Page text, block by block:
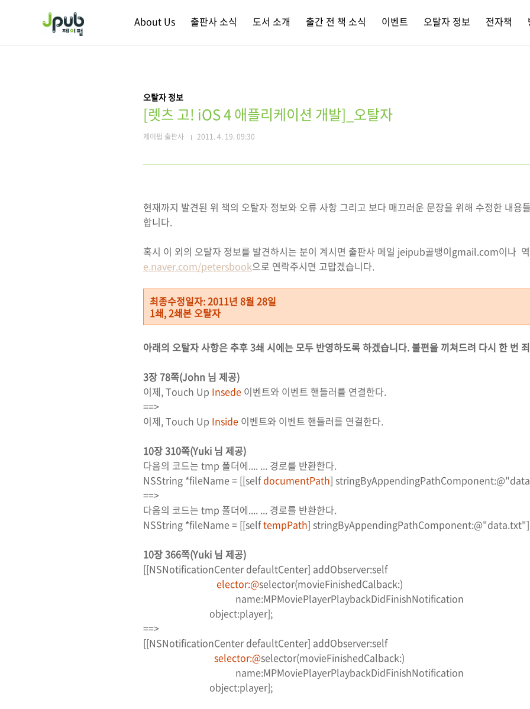
About Us 출판사 소식 도서 소개 출간 전 책 소식 이벤트 오탈자 정보 전자책
오탈자 정보
[렛츠 고! iOS 4 애플리케이션 개발]_오탈자
제이펍 출판사 2011. 4. 19. 09:30
현재까지 발견된 위 책의 오탈자 정보와 오류 사항 그리고 보다 매끄러운 문장을 위해 수정한 내용
합니다.
혹시 이 외의 오탈자 정보를 발견하시는 분이 계시면 출판사 메일 jeipub골뱅이gmail.com이나
e.naver.com/petersbook으로 연락주시면 고맙겠습니다.
최종수정일자: 2011년 8월 28일
1쇄, 2쇄본 오탈자
아래의 오탈자 사항은 추후 3쇄 시에는 모두 반영하도록 하겠습니다. 불편을 끼쳐드려 다시 한 번
3장 78쪽(John 님 제공)
이제, Touch Up Insede 이벤트와 이벤트 핸들러를 연결한다.
==>
이제, Touch Up Inside 이벤트와 이벤트 핸들러를 연결한다.
10장 310쪽(Yuki 님 제공)
다음의 코드는 tmp 폴더에.... ... 경로를 반환한다.
NSString *fileName = [[selfdocumentPath]
==>
다음의 코드는 tmp 폴더에.... ... 경로를 반환한다.
NSString *fileName = [[selftempPath]
10장 366쪽(Yuki 님 제공)
[[NSNotificationCenter defaultCenter] addObserver:self
elector:@selector(movieFinishedCalback:)
name:MPMoviePlayerPlaybackDidFinishNotification
object:player];
==>
[[NSNotificationCenter defaultCenter] addObserver:self
selector:@selector(movieFinishedCalback:)
name:MPMoviePlayerPlaybackDidFinishNotification
object:player];